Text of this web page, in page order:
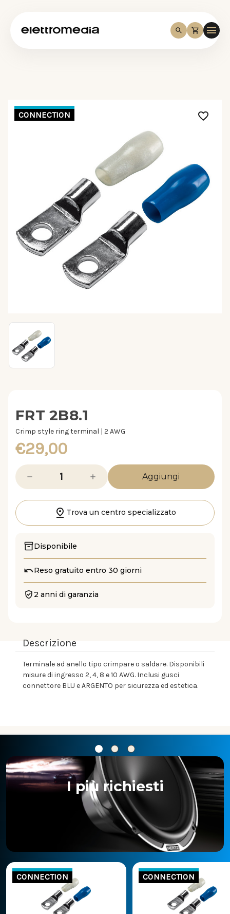
CONNECTION
FRT 2B8.1
Crimp style ring terminal | 2 AWG
€29,00
Diminuisci
quantità
di
Aumenta
quantità
di
2B8.1
Trova un centro specializzato
Disponibile
Reso gratuito entro 30 giorni
2 anni di garanzia
Descrizione
Terminale ad anello tipo crimpare o saldare. Disponibili
misure di ingresso 2, 4, 8 e 10 AWG. Inclusi gusci
connettore BLU e ARGENTO per sicurezza ed estetica.
I più richiesti
CONNECTION CONNECTION